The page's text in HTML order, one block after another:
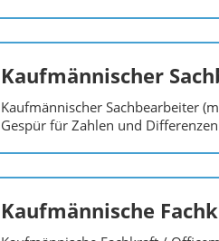
Kaufmännischer
Kaufmännischer Sachbearbeiter
Gespür für Zahlen und
Kaufmännische